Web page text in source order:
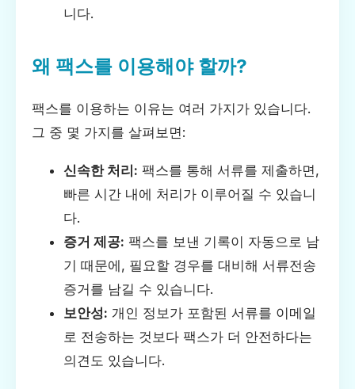
니다.
왜 팩스를 이용해야 할까?
팩스를 이용하는 이유는 여러 가지가 있습니다.
그 중 몇 가지를 살펴보면:
신속한 처리: 팩스를 통해 서류를 제출하면,
빠른 시간 내에 처리가 이루어질 수 있습니
다.
증거 제공: 팩스를 보낸 기록이 자동으로 남
기 때문에, 필요할 경우를 대비해 서류전송
증거를 남길 수 있습니다.
보안성: 개인 정보가 포함된 서류를 이메일
로 전송하는 것보다 팩스가 더 안전하다는
의견도 있습니다.